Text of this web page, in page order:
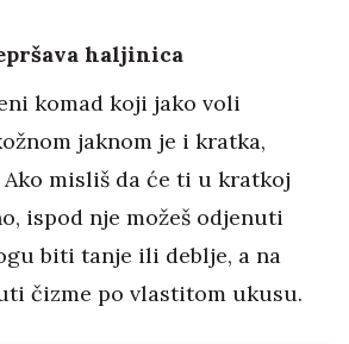
haljinica
komad koji jako voli
jaknom je i kratka,
misliš da će ti u kratkoj
ispod nje možeš odjenuti
biti tanje ili deblje, a na
čizme po vlastitom ukusu.